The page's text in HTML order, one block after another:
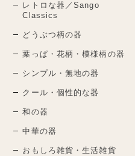
レトロな器／Sango
Classics
どうぶつ柄の器
葉っぱ・花柄・模様柄の器
シンプル・無地の器
クール・個性的な器
和の器
中華の器
おもしろ雑貨・生活雑貨